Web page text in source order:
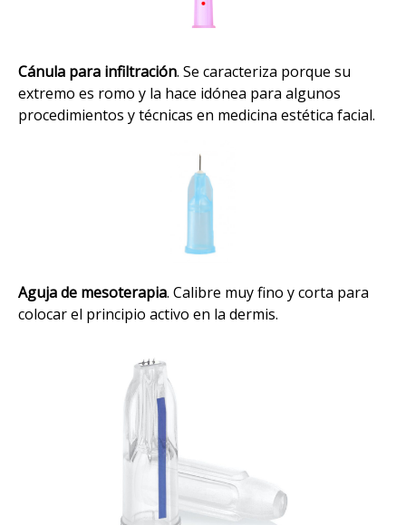
Cánula para infiltración. Se caracteriza porque su
extremo es romo y la hace idónea para algunos
procedimientos y técnicas en medicina estética facial.
Aguja de mesoterapia. Calibre muy fino y corta para
colocar el principio activo en la dermis.